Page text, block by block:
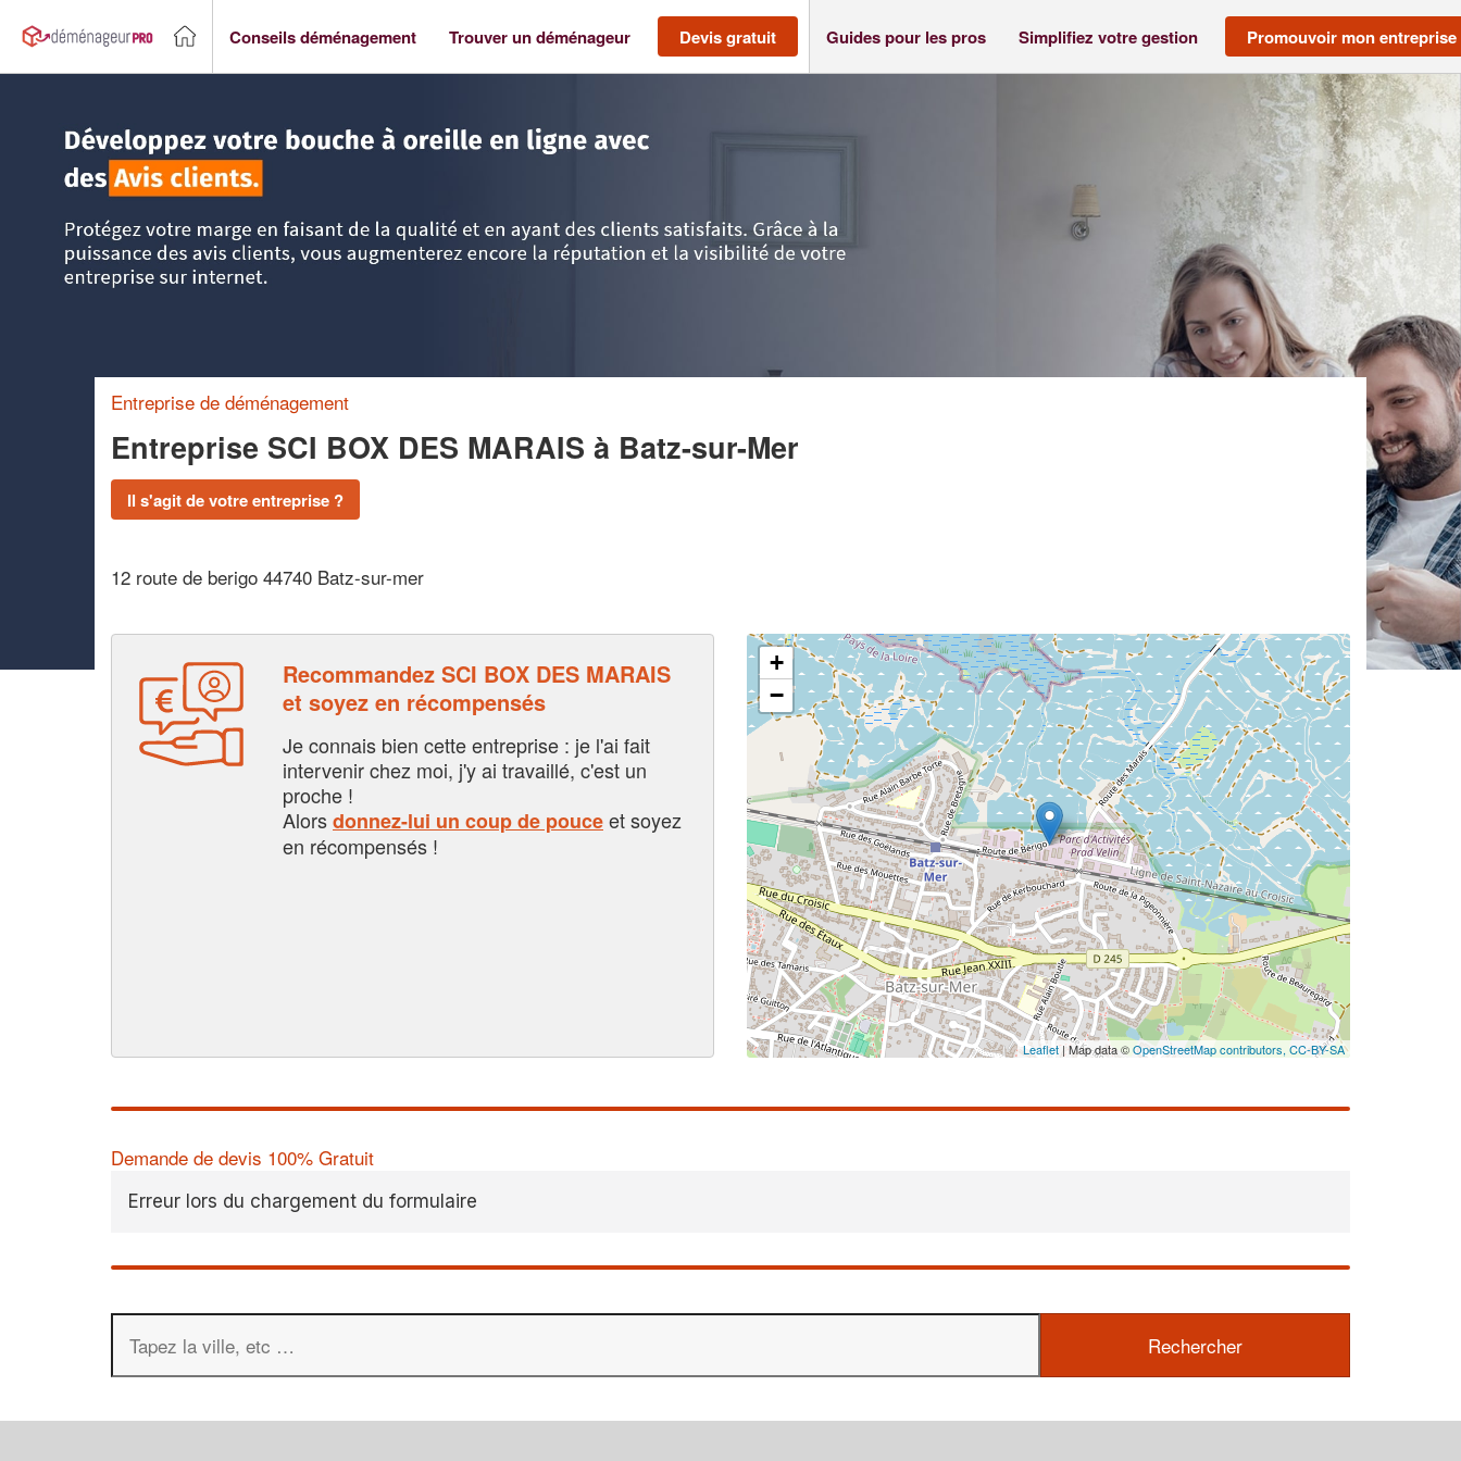
Conseils déménagement Trouver un déménageur Devis gratuit Guides pour les pros Simplifiez votre gestion Promouvoir mon entreprise
Entreprise de déménagement
Entreprise SCI BOX DES MARAIS à Batz-sur-Mer
Il s'agit de votre entreprise ?
12 route de berigo 44740 Batz-sur-mer
Recommandez SCI BOX DES MARAIS
et soyez en récompensés
Je connais bien cette entreprise : je l'ai fait
intervenir chez moi, j'y ai travaillé, c'est un
proche !
Alorsdonnez-lui un coup de pouceet soyez
en récompensés !
+
−
Leaflet| Map data ©OpenStreetMap contributors, CC-BY-SA
Demande de devis 100% Gratuit
Erreur lors du chargement du formulaire
✕
Vous êtes un
professionnel ?
Augmentez votrechiffre d'affaires
vosmargestout en gagnant de
nouveaux clients!
En savoir plus